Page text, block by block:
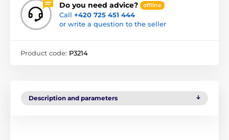
Do you need advice? offline
Call +420 725 451 444
or write a question to the seller
Product code: P3214
Description and parameters